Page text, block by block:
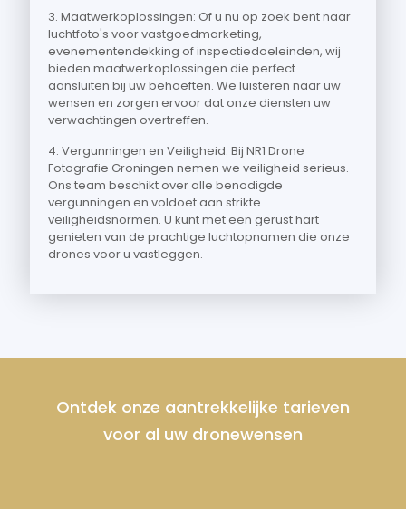
3. Maatwerkoplossingen: Of u nu op zoek bent naar
luchtfoto's voor vastgoedmarketing,
evenementendekking of inspectiedoeleinden, wij
bieden maatwerkoplossingen die perfect
aansluiten bij uw behoeften. We luisteren naar uw
wensen en zorgen ervoor dat onze diensten uw
verwachtingen overtreffen.
4. Vergunningen en Veiligheid: Bij NR1 Drone
Fotografie Groningen nemen we veiligheid serieus.
Ons team beschikt over alle benodigde
vergunningen en voldoet aan strikte
veiligheidsnormen. U kunt met een gerust hart
genieten van de prachtige luchtopnamen die onze
drones voor u vastleggen.
Ontdek onze aantrekkelijke tarieven
voor al uw dronewensen